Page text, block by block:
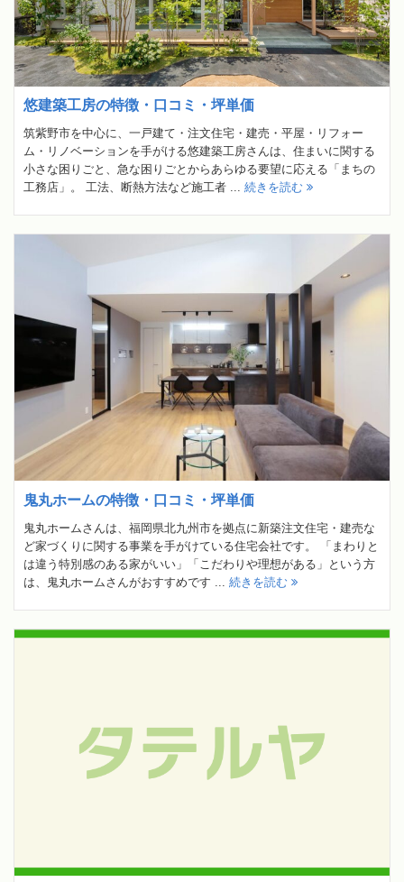
悠建築工房の特徴・口コミ・坪単価
筑紫野市を中心に、一戸建て・注文住宅・建売・平屋・リフォー
ム・リノベーションを手がける悠建築工房さんは、住まいに関する
小さな困りごと、急な困りごとからあらゆる要望に応える「まちの
工務店」。 工法、断熱方法など施工者 ... 続きを読む
鬼丸ホームの特徴・口コミ・坪単価
鬼丸ホームさんは、福岡県北九州市を拠点に新築注文住宅・建売な
ど家づくりに関する事業を手がけている住宅会社です。 「まわりと
は違う特別感のある家がいい」「こだわりや理想がある」という方
は、鬼丸ホームさんがおすすめです ... 続きを読む